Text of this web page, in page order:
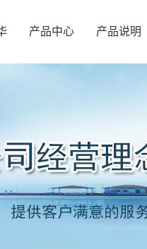
产品中心 产品说明